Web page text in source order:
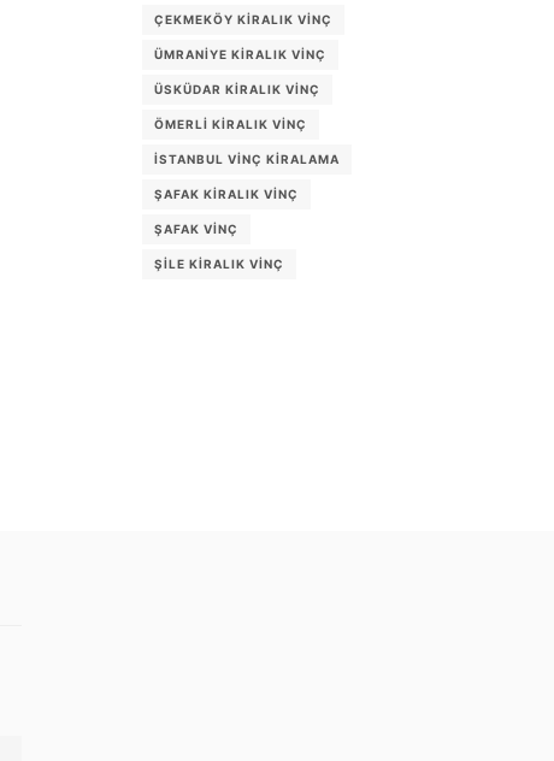
ÇEKMEKÖY KIRALIK VINÇ
ÜMRANIYE KIRALIK VINÇ
ÜSKÜDAR KIRALIK VINÇ
ÖMERLI KIRALIK VINÇ
İSTANBUL VINÇ KIRALAMA
ŞAFAK KIRALIK VINÇ
ŞAFAK VINÇ
ŞILE KIRALIK VINÇ